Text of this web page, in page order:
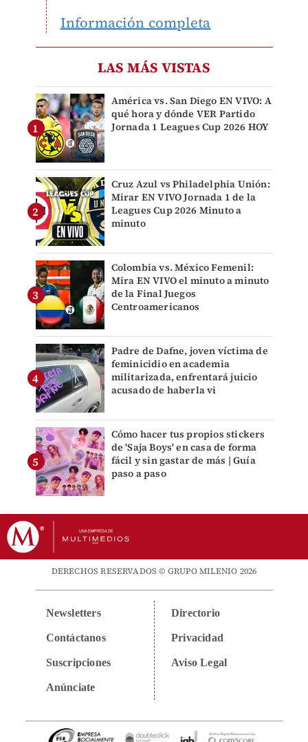
Información completa
LAS MÁS VISTAS
América vs. San Diego EN VIVO: A
qué hora y dónde VER Partido
Jornada 1 Leagues Cup 2026 HOY
Cruz Azul vs Philadelphia Unión:
Mirar EN VIVO Jornada 1 de la
Leagues Cup 2026 Minuto a
minuto
Colombia vs. México Femenil:
Mira EN VIVO el minuto a minuto
de la Final Juegos
Centroamericanos
Padre de Dafne, joven víctima de
feminicidio en academia
militarizada, enfrentará juicio
acusado de haberla vi
Cómo hacer tus propios stickers
de 'Saja Boys' en casa de forma
fácil y sin gastar de más | Guía
paso a paso
DERECHOS RESERVADOS © GRUPO MILENIO 2026
Newsletters
Contáctanos
Suscripciones
Anúnciate
Directorio
Privacidad
Aviso Legal